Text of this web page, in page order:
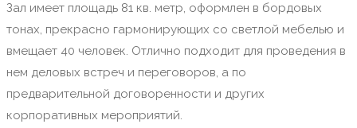
Зал имеет площадь 81 кв. метр, оформлен в бордовых
тонах, прекрасно гармонирующих со светлой мебелью и
вмещает 40 человек. Отлично подходит для проведения в
нем деловых встреч и переговоров, а по
предварительной договоренности и других
корпоративных мероприятий.